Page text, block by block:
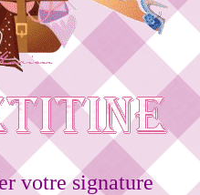
votre signature